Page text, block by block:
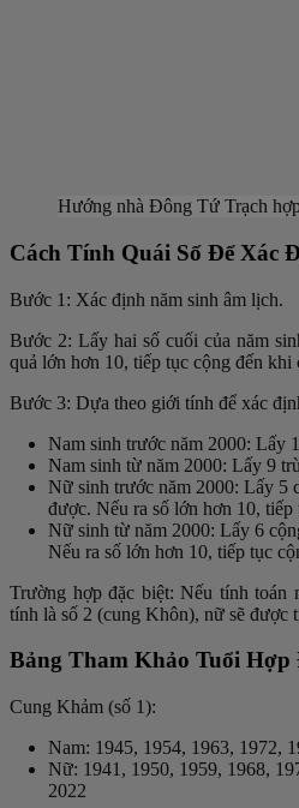
Hướng nhà Đông Tứ Trạch
Cách Tính Quái Số Để Xác
Bước 1: Xác định năm sinh âm lịch.
Bước 2: Lấy hai số cuối của năm
quả lớn hơn 10, tiếp tục cộng đến khi
Bước 3: Dựa theo giới tính để xác
Nam sinh trước năm 2000: Lấy
Nam sinh từ năm 2000: Lấy 9
Nữ sinh trước năm 2000: Lấy 5
được. Nếu ra số lớn hơn 10, tiếp
Nữ sinh từ năm 2000: Lấy 6
Nếu ra số lớn hơn 10, tiếp tục
Trường hợp đặc biệt: Nếu tính toán
tính là số 2 (cung Khôn), nữ sẽ được
Bảng Tham Khảo Tuổi
Cung Khảm (số 1):
Nam: 1945, 1954, 1963, 1972,
Nữ: 1941, 1950, 1959, 1968,
2022